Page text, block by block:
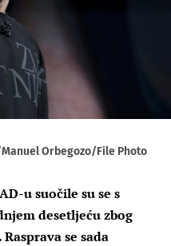
Manuel Orbegozo/File Photo
u suočile su se s
desetljeću zbog
se sada